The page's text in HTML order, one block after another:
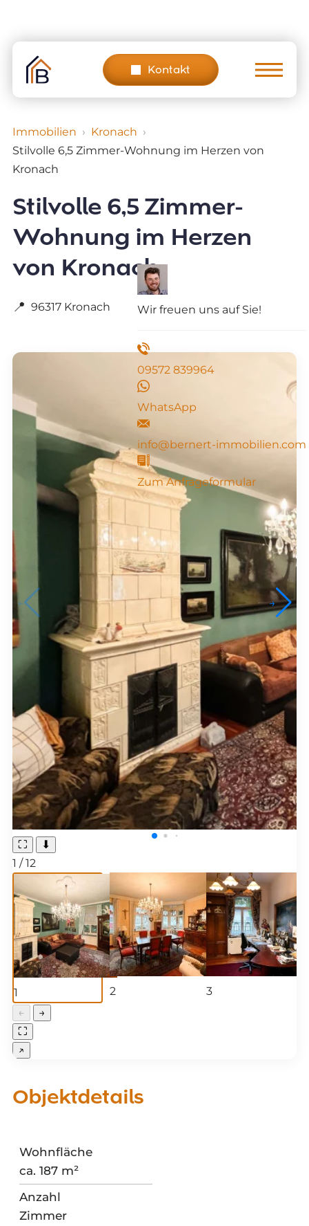
content
Kontakt
Wir freuen uns auf Sie!
09572 839964
WhatsApp
info@bernert-immobilien.com
Zum Anfrageformular
Immobilien
Kronach
Stilvolle 6,5 Zimmer-Wohnung im Herzen von
Kronach
Stilvolle 6,5 Zimmer-
Wohnung im Herzen
von Kronach
📍 96317 Kronach
⛶ ⬇
→
←
1 / 12
1 2 3
←
→
⛶
↗
Objektdetails
Wohnfläche
ca. 187 m²
Anzahl
Zimmer